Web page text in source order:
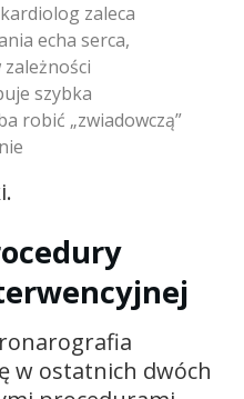
zaleca
echa serca,
zależności
szybka
robić „zwiadowczą”
w ostatnich dwóch